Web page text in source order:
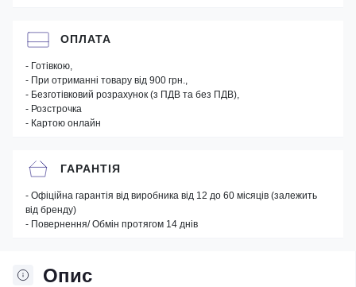
Опис
ОПЛАТА
- Готівкою,
- При отриманні товару від 900 грн.,
- Безготівковий розрахунок (з ПДВ та без ПДВ),
- Розстрочка
- Картою онлайн
ГАРАНТІЯ
- Офіційна гарантія від виробника від 12 до 60 місяців (залежить
від бренду)
- Повернення/ Обмін протягом 14 днів